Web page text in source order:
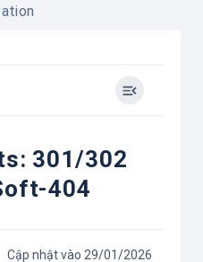
301/302
404
Cập nhật vào 29/01/2026